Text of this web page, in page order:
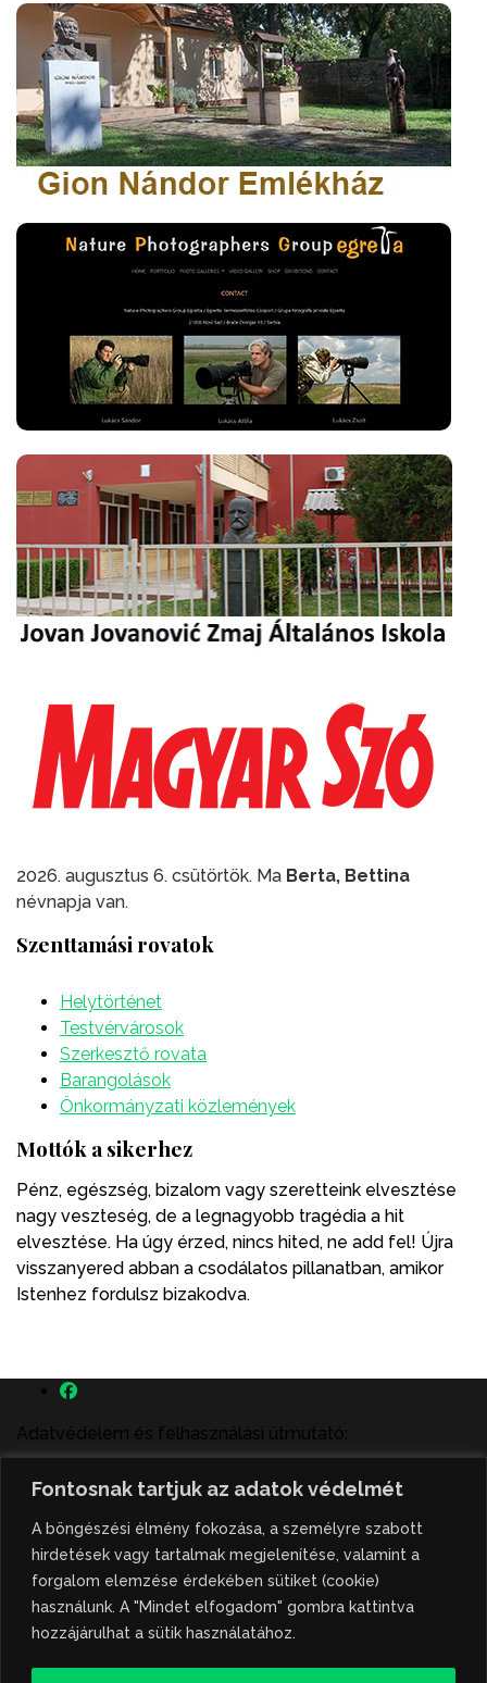
Fontosnak tartjuk az adatok védelmét
A böngészési élmény fokozása, a személyre szabott
hirdetések vagy tartalmak megjelenítése, valamint a
forgalom elemzése érdekében sütiket (cookie)
használunk. A "Mindet elfogadom" gombra kattintva
hozzájárulhat a sütik használatához.
2026. augusztus 6. csütörtök. Ma Berta, Bettina
névnapja van.
Szenttamási rovatok
Helytörténet
Testvérvárosok
Szerkesztő rovata
Barangolások
Önkormányzati közlemények
Mottók a sikerhez
Pénz, egészség, bizalom vagy szeretteink elvesztése
nagy veszteség, de a legnagyobb tragédia a hit
elvesztése. Ha úgy érzed, nincs hited, ne add fel! Újra
visszanyered abban a csodálatos pillanatban, amikor
Istenhez fordulsz bizakodva.
Adatvédelem és felhasználási útmutató:
A szenttamás.rs magyar nyelvű internetes hírportálon
megjelenő szerzői írások, a híranyag és minden egyéb
tartalom a portált működtető Gion Nándor Kulturális
Központ szellemi tulajdonát képezik, amely szellemi
tulajdont a nemzetközi és szerbiai törvények védik. A
jogosulatlan felhasználás büntető- és polgári jogi
következményeket von maga után. A hírportálon